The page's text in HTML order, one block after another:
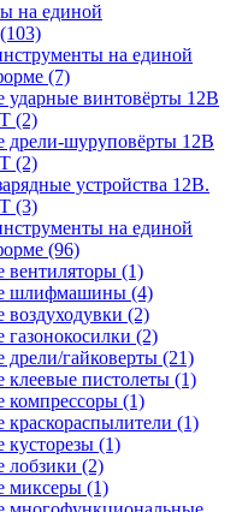
на единой
(103)
на единой
(7)
ударные винтовёрты 12В
(2)
дрели-шуруповёрты 12В
(2)
устройства 12В.
(3)
на единой
(96)
вентиляторы (1)
шлифмашины (4)
(2)
(2)
гайковерты (21)
клеевые пистолеты (1)
компрессоры (1)
(1)
кусторезы (1)
лобзики (2)
миксеры (1)